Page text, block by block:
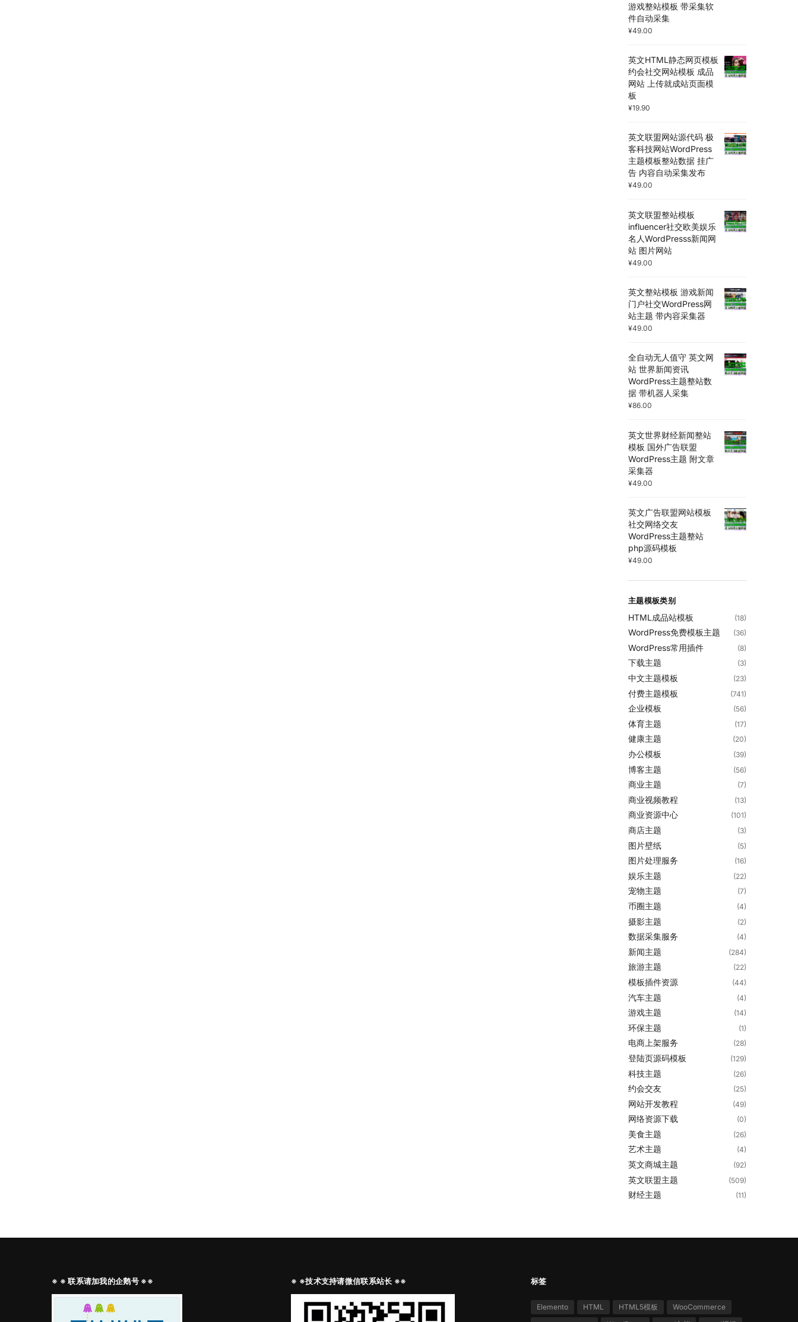
游戏整站模板 带采集软
件自动采集
¥49.00
英文HTML静态网页模板
约会社交网站模板 成品
网站 上传就成站页面模
板
¥19.90
英文联盟网站源代码 极
客科技网站WordPress
主题模板整站数据 挂广
告 内容自动采集发布
¥49.00
英文联盟整站模板
influencer社交欧美娱乐
名人WordPresss新闻网
站 图片网站
¥49.00
英文整站模板 游戏新闻
门户社交WordPress网
站主题 带内容采集器
¥49.00
全自动无人值守 英文网
站 世界新闻资讯
WordPress主题整站数
据 带机器人采集
¥86.00
英文世界财经新闻整站
模板 国外广告联盟
WordPress主题 附文章
采集器
¥49.00
英文广告联盟网站模板
社交网络交友
WordPress主题整站
php源码模板
¥49.00
主题模板类别
HTML成品站模板 (18)
WordPress免费模板主题 (36)
WordPress常用插件 (8)
下载主题 (3)
中文主题模板 (23)
付费主题模板 (741)
企业模板 (56)
体育主题 (17)
健康主题 (20)
办公模板 (39)
博客主题 (56)
商业主题 (7)
商业视频教程 (13)
商业资源中心 (101)
商店主题 (3)
图片壁纸 (5)
图片处理服务 (16)
娱乐主题 (22)
宠物主题 (7)
币圈主题 (4)
摄影主题 (2)
数据采集服务 (4)
新闻主题 (284)
旅游主题 (22)
模板插件资源 (44)
汽车主题 (4)
游戏主题 (14)
环保主题 (1)
电商上架服务 (28)
登陆页源码模板 (129)
科技主题 (26)
约会交友 (25)
网站开发教程 (49)
网络资源下载 (0)
美食主题 (26)
艺术主题 (4)
英文商城主题 (92)
英文联盟主题 (509)
财经主题 (11)
※ ※ 联系请加我的企鹅号 ※※ ※ ※技术支持请微信联系站长 ※※ 标签
Elemento HTML HTML5模板
WooCommerce